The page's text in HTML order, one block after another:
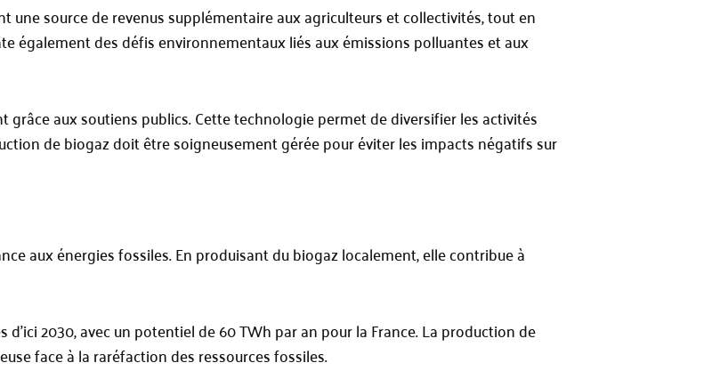
source de revenus supplémentaire aux agriculteurs et collectivités, tout en
également des défis environnementaux liés aux émissions polluantes et aux
aux soutiens publics. Cette technologie permet de diversifier les activités
de biogaz doit être soigneusement gérée pour éviter les impacts négatifs sur
aux énergies fossiles. En produisant du biogaz localement, elle contribue à
2030, avec un potentiel de 60 TWh par an pour la France. La production de
face à la raréfaction des ressources fossiles.